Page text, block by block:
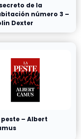
de la
número 3 –
Dexter
peste – Albert